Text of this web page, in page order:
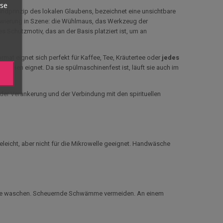
des lokalen Glaubens, bezeichnet eine unsichtbare
in Szene: die Wühlmaus, das Werkzeug der
Schutzmotiv, das an der Basis platziert ist, um an
eignet sich perfekt für Kaffee, Tee, Kräutertee oder jedes
Freien eignet. Da sie spülmaschinenfest ist, läuft sie auch im
Verankerung und der Verbindung mit den spirituellen
aber nicht für die Mikrowelle geeignet. Handwäsche
Scheuernde Schwämme vermeiden. An einem